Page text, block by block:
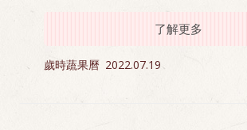
了解更多
歲時蔬果曆 2022.07.19